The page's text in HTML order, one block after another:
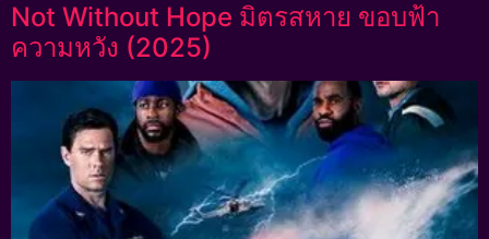
Not Without Hope มิตรสหาย ขอบฟ้า
ความหวัง (2025)